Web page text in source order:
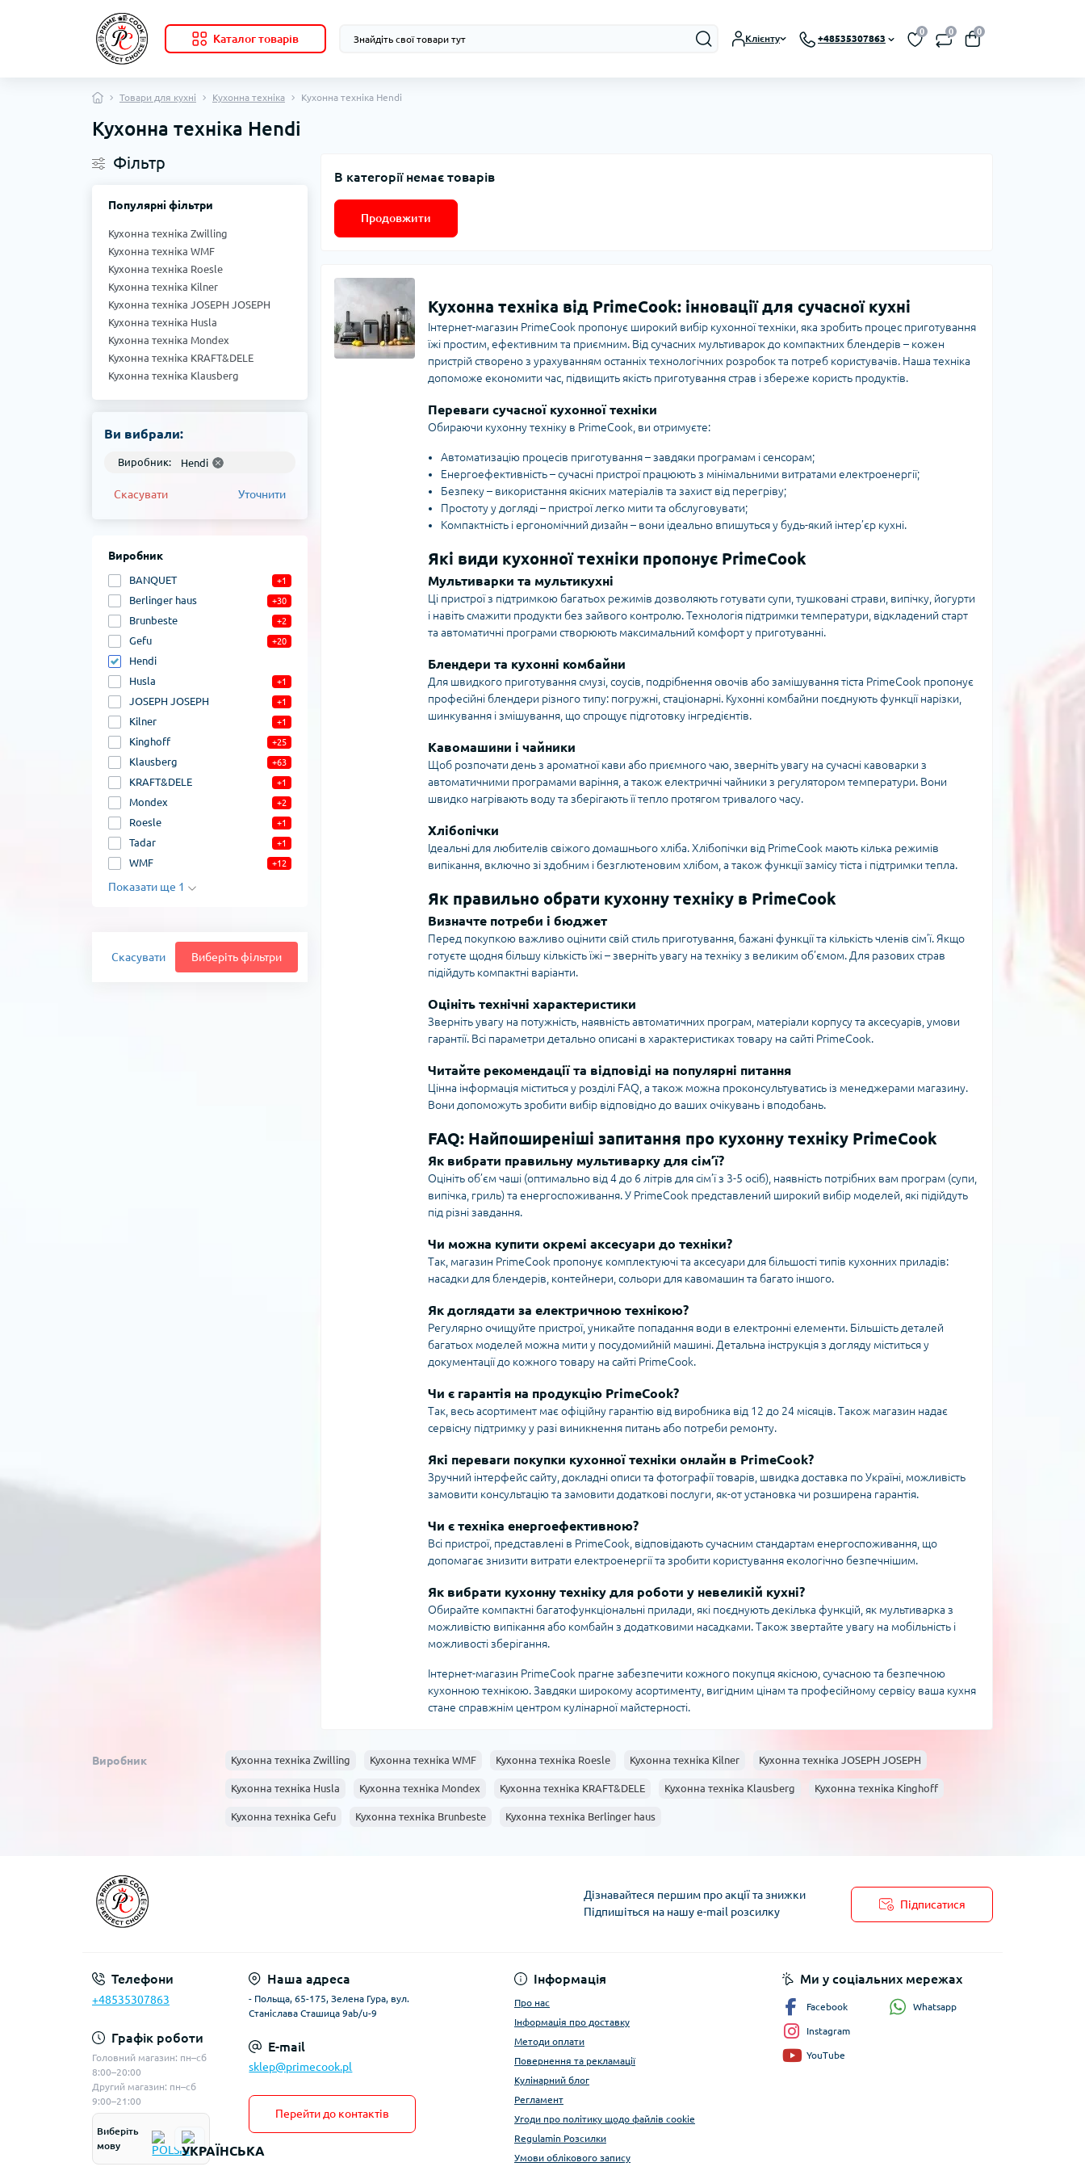
Каталог товарів Клієнту +48535307863
0 0 0
Товари для кухні Кухонна техніка Кухонна техніка Hendi
Кухонна техніка Hendi
Фільтр
Популярні фільтри
Кухонна техніка Zwilling
Кухонна техніка WMF
Кухонна техніка Roesle
Кухонна техніка Kilner
Кухонна техніка JOSEPH JOSEPH
Кухонна техніка Husla
Кухонна техніка Mondex
Кухонна техніка KRAFT&DELE
Кухонна техніка Klausberg
Кухонна техніка Brunbeste
Ви вибрали:
Виробник: Hendi
Скасувати Уточнити
Виробник
BANQUET +1
Berlinger haus +30
Brunbeste +2
Gefu +20
Hendi
Husla
+1
JOSEPH JOSEPH +1
Kilner +1
Kinghoff +25
Klausberg +63
KRAFT&DELE +1
Mondex +2
Roesle +1
Tadar +1
WMF +12
Показати ще 1
Скасувати Виберіть фільтри
В категорії немає товарів
Продовжити
Кухонна техніка від PrimeCook: інновації для сучасної кухні
Інтернет-магазин PrimeCook пропонує широкий вибір кухонної техніки, яка зробить процес приготування
їжі простим, ефективним та приємним. Від сучасних мультиварок до компактних блендерів – кожен
пристрій створено з урахуванням останніх технологічних розробок та потреб користувачів. Наша техніка
допоможе економити час, підвищить якість приготування страв і збереже користь продуктів.
Переваги сучасної кухонної техніки
Обираючи кухонну техніку в PrimeCook, ви отримуєте:
Автоматизацію процесів приготування – завдяки програмам і сенсорам;
Енергоефективність – сучасні пристрої працюють з мінімальними витратами електроенергії;
Безпеку – використання якісних матеріалів та захист від перегріву;
Простоту у догляді – пристрої легко мити та обслуговувати;
Компактність і ергономічний дизайн – вони ідеально впишуться у будь-який інтер’єр кухні.
Які види кухонної техніки пропонує PrimeCook
Мультиварки та мультикухні
Ці пристрої з підтримкою багатьох режимів дозволяють готувати супи, тушковані страви, випічку, йогурти
і навіть смажити продукти без зайвого контролю. Технологія підтримки температури, відкладений старт
та автоматичні програми створюють максимальний комфорт у приготуванні.
Блендери та кухонні комбайни
Для швидкого приготування смузі, соусів, подрібнення овочів або замішування тіста PrimeCook пропонує
професійні блендери різного типу: погружні, стаціонарні. Кухонні комбайни поєднують функції нарізки,
шинкування і змішування, що спрощує підготовку інгредієнтів.
Кавомашини і чайники
Щоб розпочати день з ароматної кави або приємного чаю, зверніть увагу на сучасні кавоварки з
автоматичними програмами варіння, а також електричні чайники з регулятором температури. Вони
швидко нагрівають воду та зберігають її тепло протягом тривалого часу.
Хлібопічки
Ідеальні для любителів свіжого домашнього хліба. Хлібопічки від PrimeCook мають кілька режимів
випікання, включно зі здобним і безглютеновим хлібом, а також функції замісу тіста і підтримки тепла.
Як правильно обрати кухонну техніку в PrimeCook
Визначте потреби і бюджет
Перед покупкою важливо оцінити свій стиль приготування, бажані функції та кількість членів сім’ї. Якщо
готуєте щодня більшу кількість їжі – зверніть увагу на техніку з великим об’ємом. Для разових страв
підійдуть компактні варіанти.
Оцініть технічні характеристики
Зверніть увагу на потужність, наявність автоматичних програм, матеріали корпусу та аксесуарів, умови
гарантії. Всі параметри детально описані в характеристиках товару на сайті PrimeCook.
Читайте рекомендації та відповіді на популярні питання
Цінна інформація міститься у розділі FAQ, а також можна проконсультуватись із менеджерами магазину.
Вони допоможуть зробити вибір відповідно до ваших очікувань і вподобань.
FAQ: Найпоширеніші запитання про кухонну техніку PrimeCook
Як вибрати правильну мультиварку для сім’ї?
Оцініть об’єм чаші (оптимально від 4 до 6 літрів для сім’ї з 3-5 осіб), наявність потрібних вам програм (супи,
випічка, гриль) та енергоспоживання. У PrimeCook представлений широкий вибір моделей, які підійдуть
під різні завдання.
Чи можна купити окремі аксесуари до техніки?
Так, магазин PrimeCook пропонує комплектуючі та аксесуари для більшості типів кухонних приладів:
насадки для блендерів, контейнери, сольори для кавомашин та багато іншого.
Як доглядати за електричною технікою?
Регулярно очищуйте пристрої, уникайте попадання води в електронні елементи. Більшість деталей
багатьох моделей можна мити у посудомийній машині. Детальна інструкція з догляду міститься у
документації до кожного товару на сайті PrimeCook.
Чи є гарантія на продукцію PrimeCook?
Так, весь асортимент має офіційну гарантію від виробника від 12 до 24 місяців. Також магазин надає
сервісну підтримку у разі виникнення питань або потреби ремонту.
Які переваги покупки кухонної техніки онлайн в PrimeCook?
Зручний інтерфейс сайту, докладні описи та фотографії товарів, швидка доставка по Україні, можливість
замовити консультацію та замовити додаткові послуги, як-от установка чи розширена гарантія.
Чи є техніка енергоефективною?
Всі пристрої, представлені в PrimeCook, відповідають сучасним стандартам енергоспоживання, що
допомагає знизити витрати електроенергії та зробити користування екологічно безпечнішим.
Як вибрати кухонну техніку для роботи у невеликій кухні?
Обирайте компактні багатофункціональні прилади, які поєднують декілька функцій, як мультиварка з
можливістю випікання або комбайн з додатковими насадками. Також звертайте увагу на мобільність і
можливості зберігання.
Інтернет-магазин PrimeCook прагне забезпечити кожного покупця якісною, сучасною та безпечною
кухонною технікою. Завдяки широкому асортименту, вигідним цінам та професійному сервісу ваша кухня
стане справжнім центром кулінарної майстерності.
Виробник Кухонна техніка Zwilling Кухонна техніка WMF Кухонна техніка Roesle Кухонна техніка Kilner Кухонна техніка JOSEPH JOSEPH
Кухонна техніка Husla Кухонна техніка Mondex Кухонна техніка KRAFT&DELE Кухонна техніка Klausberg Кухонна техніка Kinghoff
Кухонна техніка Gefu Кухонна техніка Brunbeste Кухонна техніка Berlinger haus
Дізнавайтеся першим про акції та знижки
Підпишіться на нашу e-mail розсилку
Підписатися
Телефони
+48535307863
Графік роботи
Головний магазин: пн–сб
8:00–20:00
Другий магазин: пн–сб
9:00–21:00
Виберіть
мову
Наша адреса
- Польща, 65-175, Зелена Гура, вул.
Станіслава Сташица 9ab/u-9
E-mail
sklep@primecook.pl
Перейти до контактів
Інформація
Про нас
Інформація про доставку
Методи оплати
Повернення та рекламації
Кулінарний блог
Регламент
Угоди про політику щодо файлів cookie
Regulamin Розсилки
Умови облікового запису
Ми у соціальних мережах
Facebook
Instagram
YouTube
Whatsapp